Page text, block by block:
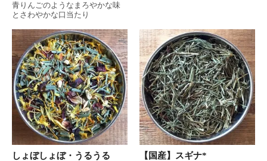
青りんごのようなまろやかな味
とさわやかな口当たり
しょぼしょぼ・うるうる
【国産】スギナ*